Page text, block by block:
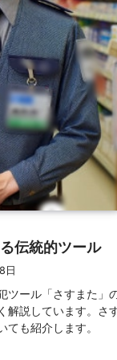
伝統的ツール
日
ツール「さすまた」
解説しています。さ
も紹介します。